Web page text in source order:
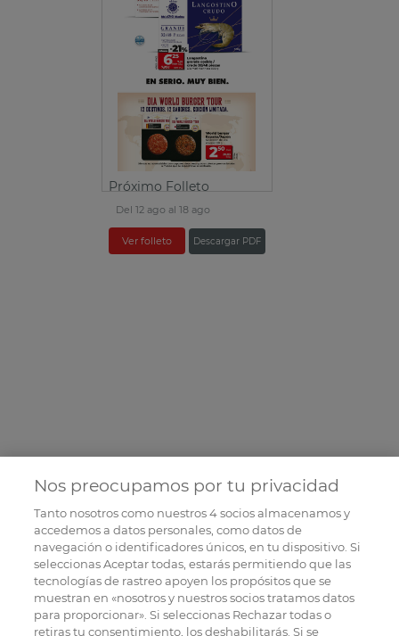
Próximo Folleto
Del 12 ago al 18 ago
Ver folleto Descargar PDF
Nos preocupamos por tu privacidad
Tanto nosotros como nuestros4socios almacenamos y
accedemos a datos personales, como datos de
navegación o identificadores únicos, en tu dispositivo. Si
seleccionas Aceptar todas, estarás permitiendo que las
tecnologías de rastreo apoyen los propósitos que se
muestran en «nosotros y nuestros socios tratamos datos
para proporcionar». Si seleccionas Rechazar todas o
retiras tu consentimiento, los deshabilitarás. Si se